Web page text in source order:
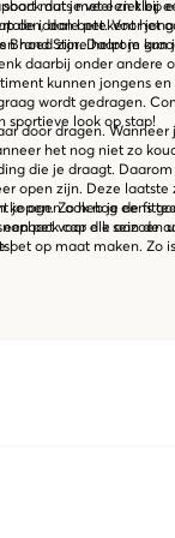
dat je veel ziet bij
de ideale pet. Voor
Brand Store helpt je
muts met een klep
dan betekent het
hoed zijn. Daarom kun
daarbij onder andere
kunnen jongens
wordt gedragen.
sportieve look op stap!
door dragen.
het nog niet zo
die je draagt.
open zijn. Deze
je ogen ook nog eens
pet voor elk seizoen
kopen. Zo heb je de
cap die aan de
pet op maat maken. Zo
outfit naar